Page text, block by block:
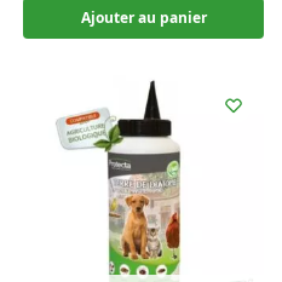
Ajouter au panier